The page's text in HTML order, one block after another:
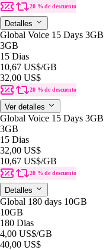
20 % de descuento
Detalles
Global Voice 15 Days 3GB
3GB
15 Dias
10,67 US$/GB
32,00 US$
20 % de descuento
Ver detalles
Global Voice 15 Days 3GB
3GB
15 Dias
32,00 US$
10,67 US$/GB
20 % de descuento
Detalles
Global 180 days 10GB
10GB
180 Dias
4,00 US$/GB
40,00 US$